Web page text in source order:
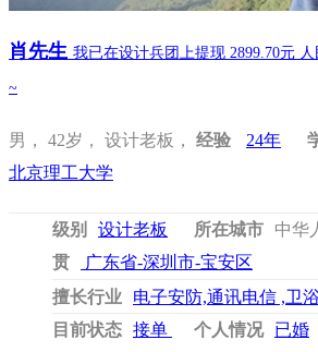
肖先生 我已在设计兵团上提现 2899.70元
~
男， 42岁， 设计老板， 经验 24年
北京理工大学
级别 设计老板 所在城市 中华
贯
广东省-深圳市-宝安区
擅长行业
电子安防,通讯电信 ,卫
光伏太阳能,地板 木业 门窗,五金
交通,金融理财,政府,旅游
目前状态 接单 个人情况 已婚